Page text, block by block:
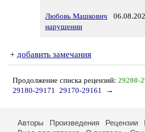
Любовь Машкович
нарушении
+ добавить замечания
Продолжение списка рецензий: 29200-
29180-29171
29170-29161 →
Авторы Произведения Рецензии